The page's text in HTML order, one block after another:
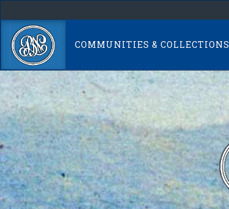
navigation
COMMUNITIES & COLLECTIONS